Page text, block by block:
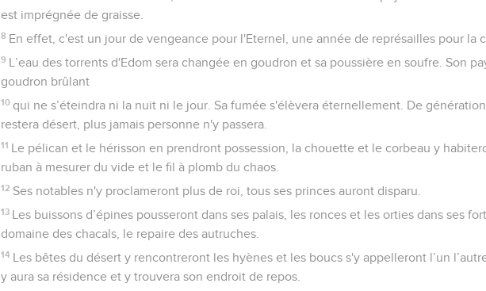
est imprégnée de graisse.
8 En effet, c'est un jour de vengeance pour l'Eternel, une année de représailles pour la
9
L’eau des torrents d'Edom sera changée en goudron et sa poussière en soufre. Son
goudron brûlant
10 qui ne s’éteindra ni la nuit ni le jour. Sa fumée s'élèvera éternellement. De
restera désert, plus jamais personne n'y passera.
11
Le pélican et le hérisson en prendront possession, la chouette et le corbeau y
ruban à mesurer du vide et le fil à plomb du chaos.
12 Ses notables n'y proclameront plus de roi, tous ses princes auront disparu.
13
Les buissons d’épines pousseront dans ses palais, les ronces et les orties dans ses
domaine des chacals, le repaire des autruches.
14
Les bêtes du désert y rencontreront les hyènes et les boucs s'y appelleront l’un
y aura sa résidence et y trouvera son endroit de repos.